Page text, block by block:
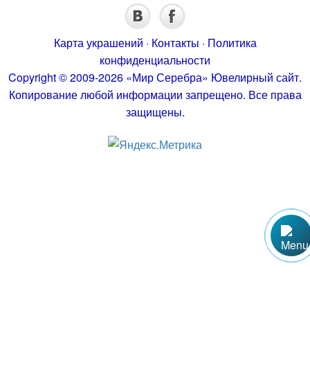
Карта украшений · Контакты · Политика
конфиденциальности
Copyright © 2009-2026 «Мир Серебра» Ювелирный сайт.
Копирование любой информации запрещено. Все права
защищены.